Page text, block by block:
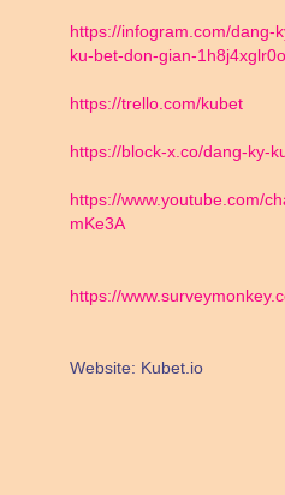
https://infogram.com/dang-
ku-bet-don-gian-
https://trello.com/kubet
https://block-x.co/dang-ky-
https://www.youtube.com/
mKe3A
https://
Website: Kubet.io